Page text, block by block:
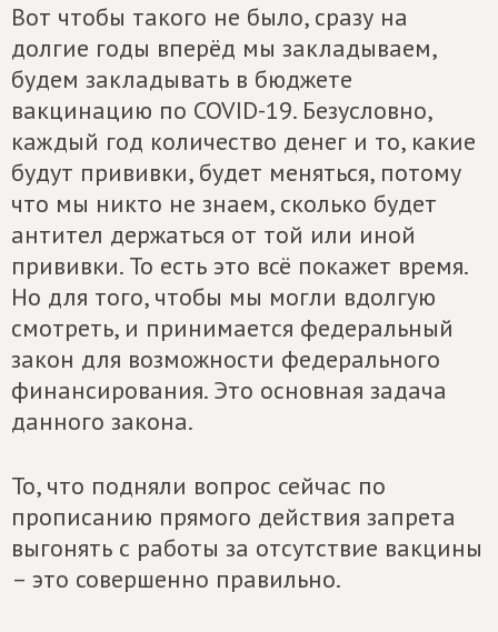
Вот чтобы такого не было, сразу на
долгие годы вперёд мы закладываем,
будем закладывать в бюджете
вакцинацию по COVID-19. Безусловно,
каждый год количество денег и то, какие
будут прививки, будет меняться, потому
что мы никто не знаем, сколько будет
антител держаться от той или иной
прививки. То есть это всё покажет время.
Но для того, чтобы мы могли вдолгую
смотреть, и принимается федеральный
закон для возможности федерального
финансирования. Это основная задача
данного закона.
То, что подняли вопрос сейчас по
прописанию прямого действия запрета
выгонять с работы за отсутствие вакцины
– это совершенно правильно.